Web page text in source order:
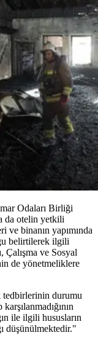
Odaları Birliği
da otelin yetkili
ve binanın yapımında
belirtilerek ilgili
ve Sosyal
de yönetmeliklere
tedbirlerinin durumu
ile ilgili hususların
düşünülmektedir."